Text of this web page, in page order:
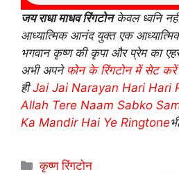
जय राधा माधव रिंगटोनकेवल ध्वनि
आध्यात्मिक आनंद युक्त एक
भगवान कृष्ण की कृपा और प्रेम का
अभी अपनेफोन के रिंगटोन में सेट करें
हीJai Jai Narayan Hari Hari
Allah Tere Naam Sabko
Ka Mandir Hai Ye Ringtone
Categories
कृष्ण रिंगटोन